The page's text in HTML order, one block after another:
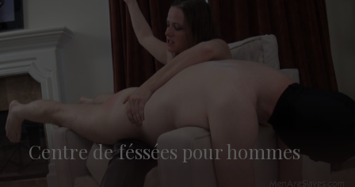
Centre de féssées pour hommes